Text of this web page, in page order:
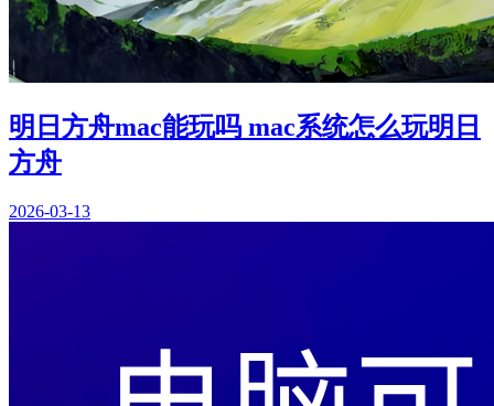
明日方舟mac能玩吗 mac系统怎么玩明日
方舟
2026-03-13